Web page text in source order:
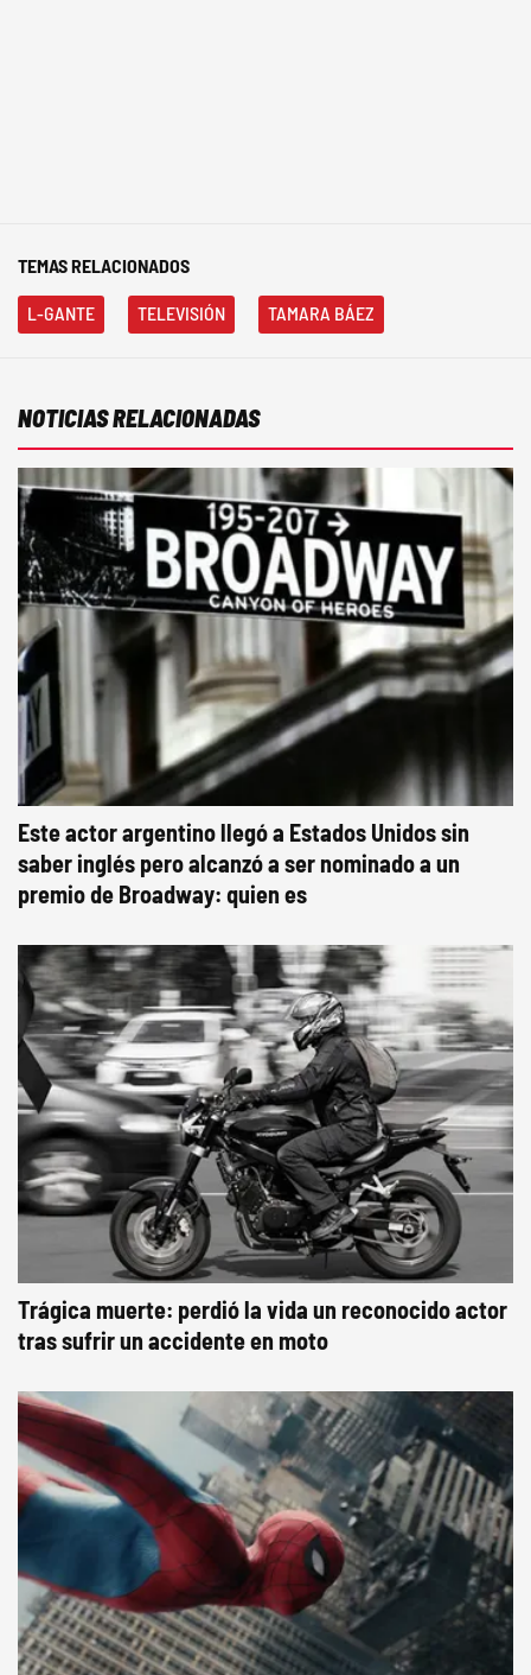
TEMAS RELACIONADOS
L-GANTE TELEVISIÓN TAMARA BÁEZ
NOTICIAS RELACIONADAS
Este actor argentino llegó a Estados Unidos sin
saber inglés pero alcanzó a ser nominado a un
premio de Broadway: quien es
Trágica muerte: perdió la vida un reconocido actor
tras sufrir un accidente en moto